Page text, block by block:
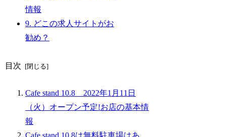
情報
9. どこの求人サイトがお
勧め？
目次
Cafe stand 10.8 2022年1月11日
（火）オープン予定!お店の基本情
報
Cafe stand 10.8は無料駐車場はあ